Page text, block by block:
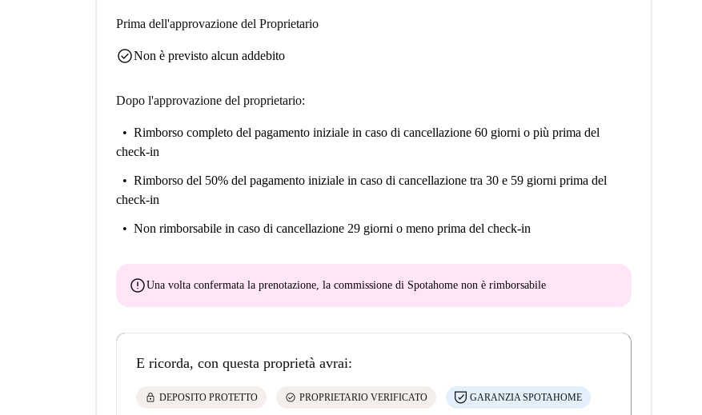
Prima dell'approvazione del Proprietario
check_circleNon è previsto alcun addebito
Dopo l'approvazione del proprietario:
Rimborso completo del pagamento iniziale in caso di cancellazione 60 giorni o più prima del
check-in
Rimborso del 50% del pagamento iniziale in caso di cancellazione tra 30 e 59 giorni prima del
check-in
Non rimborsabile in caso di cancellazione 29 giorni o meno prima del check-in
errorUna volta confermata la prenotazione, la commissione di Spotahome non è rimborsabile
E ricorda, con questa proprietà avrai:
lock DEPOSITO PROTETTO check_circle PROPRIETARIO VERIFICATO GARANZIA SPOTAHOME